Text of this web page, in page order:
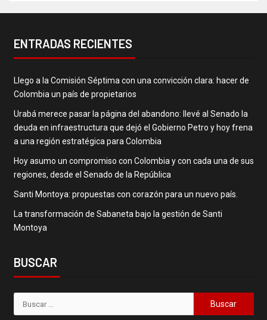
ENTRADAS RECIENTES
Llego a la Comisión Séptima con una convicción clara: hacer de
Colombia un país de propietarios
Urabá merece pasar la página del abandono: llevé al Senado la
deuda en infraestructura que dejó el Gobierno Petro y hoy frena
a una región estratégica para Colombia
Hoy asumo un compromiso con Colombia y con cada una de sus
regiones, desde el Senado de la República
Santi Montoya: propuestas con corazón para un nuevo país.
La transformación de Sabaneta bajo la gestión de Santi
Montoya
BUSCAR